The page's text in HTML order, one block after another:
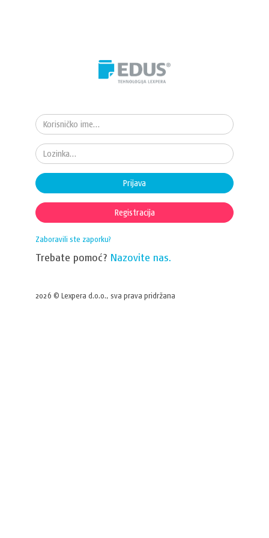
Prijava
Registracija
Zaboravili ste zaporku?
Trebate pomoć? Nazovite nas.
2026 © Lexpera d.o.o., sva prava pridržana